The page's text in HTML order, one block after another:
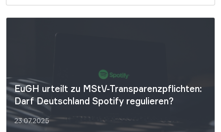
Online-Streitbeilegungsplattform (OS-Plattform)
der Europäischen Union, die einst Verbrauchern
EuGH urteilt zu MStV-Transparenzpflichten:
Darf Deutschland Spotify regulieren?
23.07.2025